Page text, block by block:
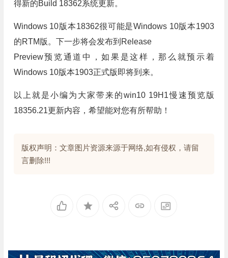
得新的Build 18362系统更新。
Windows 10版本18362很可能是Windows 10版本1903
的RTM版。下一步将会发布到Release
Preview预览通道中，如果是这样，那么就预示着
Windows 10版本1903正式版即将到来。
以上就是小编为大家带来的win10 19H1慢速预览版
18356.21更新内容，希望能对您有所帮助！
版权声明：文章图片资源来源于网络,如有侵权，请留
言删除!!!